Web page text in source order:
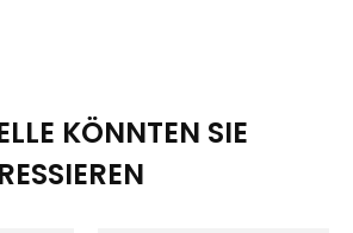
KÖNNTEN SIE